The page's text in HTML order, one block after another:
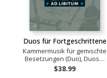
Duos für Fortgeschrittene
Kammermusik für gemischte
Besetzungen (Duo), Duos…
$38.99